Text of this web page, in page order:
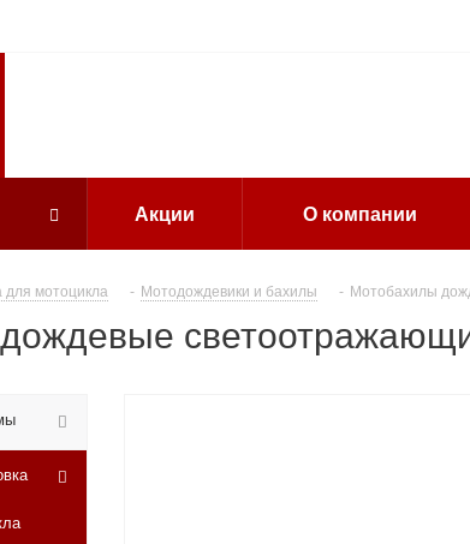
Акции О компании
для мотоцикла - Мотодождевики и бахилы - Мотобахилы